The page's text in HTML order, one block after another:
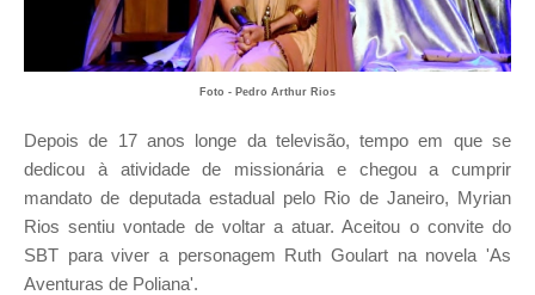
Foto - Pedro Arthur Rios
Depois de 17 anos longe da televisão, tempo em que se
dedicou à atividade de missionária e chegou a cumprir
mandato de deputada estadual pelo Rio de Janeiro, Myrian
Rios sentiu vontade de voltar a atuar. Aceitou o convite do
SBT para viver a personagem Ruth Goulart na novela 'As
Aventuras de Poliana'.